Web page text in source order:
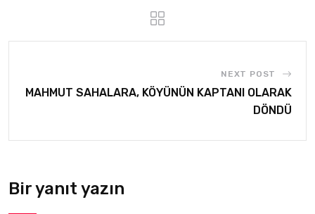
NEXT POST
MAHMUT SAHALARA, KÖYÜNÜN KAPTANI OLARAK
DÖNDÜ
Bir yanıt yazın